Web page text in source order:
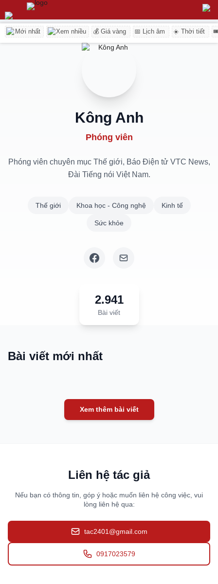
Mới nhất Xem nhiều 💰 Giá vàng 📅 Lịch âm ☀️ Thời tiết
Kông Anh
Phóng viên
Phóng viên chuyên mục Thế giới, Báo Điện tử VTC News,
Đài Tiếng nói Việt Nam.
Thế giới Khoa học - Công nghệ Kinh tế
Sức khỏe
2.941
Bài viết
Bài viết mới nhất
Xem thêm bài viết
Liên hệ tác giả
Nếu bạn có thông tin, góp ý hoặc muốn liên hệ công việc, vui
lòng liên hệ qua:
tac2401@gmail.com
0917023579